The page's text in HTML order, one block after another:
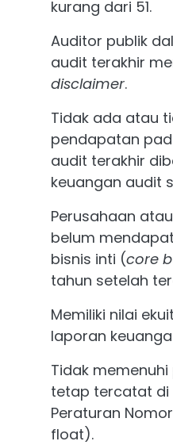
kurang dari 51.
Auditor publik
audit terakhir
disclaimer.
Tidak ada atau
pendapatan
audit terakhir
keuangan audit
Perusahaan
belum
bisnis inti (core
tahun setelah
Memiliki nilai
laporan
Tidak
tetap tercatat di
Peraturan
float).